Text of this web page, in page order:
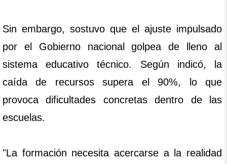
Sin embargo, sostuvo que el ajuste impulsado
por el Gobierno nacional golpea de lleno al
sistema educativo técnico. Según indicó, la
caída de recursos supera el 90%, lo que
provoca dificultades concretas dentro de las
escuelas.
"La formación necesita acercarse a la realidad